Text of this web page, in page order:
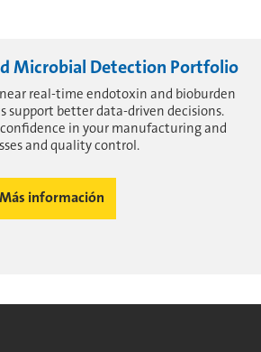
Microbial Detection Portfolio
real-time endotoxin and bioburden
support better data-driven decisions.
in your manufacturing and
and quality control.
Más información